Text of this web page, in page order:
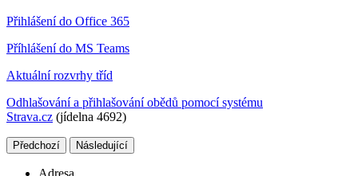
Přihlášení do Office 365
Příhlášení do MS Teams
Aktuální rozvrhy tříd
Odhlašování a přihlašování obědů pomocí systému
Strava.cz (jídelna 4692)
Předchozí Následující